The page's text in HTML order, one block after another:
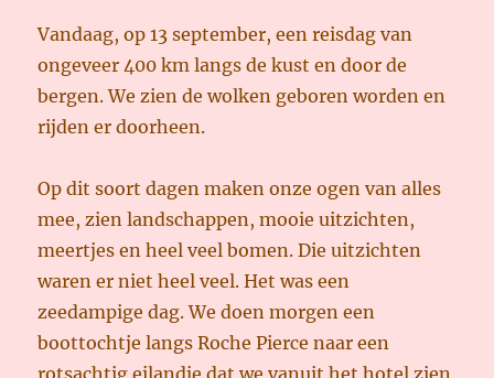
Vandaag, op 13 september, een reisdag van
ongeveer 400 km langs de kust en door de
bergen. We zien de wolken geboren worden en
rijden er doorheen.
Op dit soort dagen maken onze ogen van alles
mee, zien landschappen, mooie uitzichten,
meertjes en heel veel bomen. Die uitzichten
waren er niet heel veel. Het was een
zeedampige dag. We doen morgen een
boottochtje langs Roche Pierce naar een